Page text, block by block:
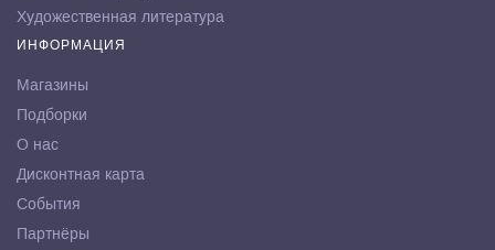
Художественная литература
ИНФОРМАЦИЯ
Магазины
Подборки
О нас
Дисконтная карта
События
Партнёры